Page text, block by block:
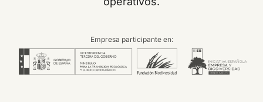
Empresa participante en: